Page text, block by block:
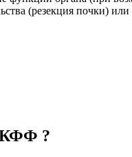
(резекция почки)
?